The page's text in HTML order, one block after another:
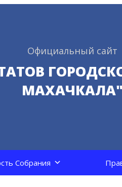
Официальный сайт
МАХАЧКАЛА"
Собрания